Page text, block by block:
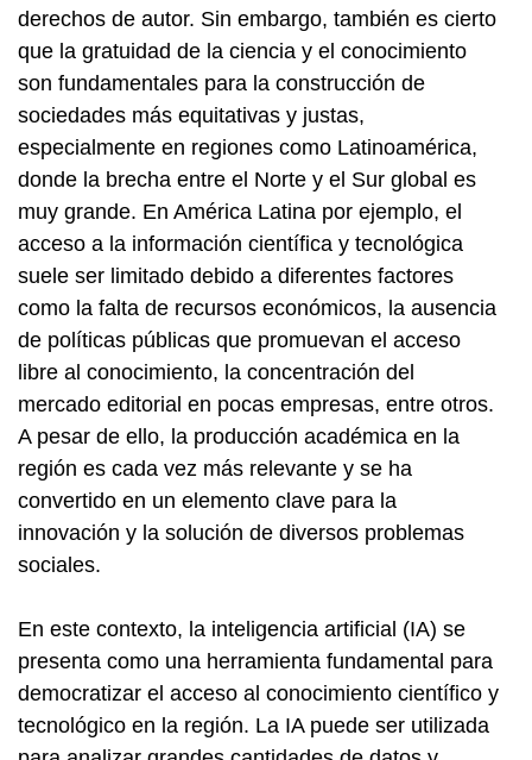
derechos de autor. Sin embargo, también es cierto
que la gratuidad de la ciencia y el conocimiento
son fundamentales para la construcción de
sociedades más equitativas y justas,
especialmente en regiones como Latinoamérica,
donde la brecha entre el Norte y el Sur global es
muy grande. En América Latina por ejemplo, el
acceso a la información científica y tecnológica
suele ser limitado debido a diferentes factores
como la falta de recursos económicos, la ausencia
de políticas públicas que promuevan el acceso
libre al conocimiento, la concentración del
mercado editorial en pocas empresas, entre otros.
A pesar de ello, la producción académica en la
región es cada vez más relevante y se ha
convertido en un elemento clave para la
innovación y la solución de diversos problemas
sociales.
En este contexto, la inteligencia artificial (IA) se
presenta como una herramienta fundamental para
democratizar el acceso al conocimiento científico y
tecnológico en la región. La IA puede ser utilizada